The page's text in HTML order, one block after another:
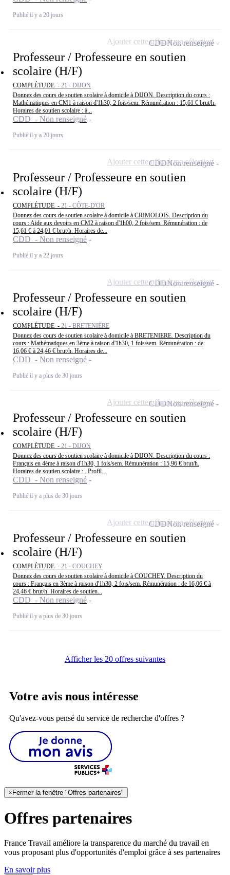
Publié il y a 20 jours
Professeur / Professeure en soutien
scolaire (H/F)
COMPLÉTUDE - 21 - DIJON
Donnez des cours de soutien scolaire à domicile à DIJON. Description du cours :
Mathématiques en CM1 à raison d'1h30, 2 fois/sem. Rémunération : 15,61 € brut/h.
Horaires de soutien scolaire : à...
CDD - Non renseigné
Publié il y a 20 jours
CDDNon renseigné
Ajouter cette offre à ma sélection
Professeur / Professeure en soutien
scolaire (H/F)
COMPLÉTUDE - 21 - CÔTE-D'OR
Donnez des cours de soutien scolaire à domicile à CRIMOLOIS. Description du
cours : Aide aux devoirs en CM2 à raison d'1h00, 2 fois/sem. Rémunération : de
15,61 € à 24,01 € brut/h. Horaires de...
CDD - Non renseigné
Publié il y a 22 jours
CDDNon renseigné
Ajouter cette offre à ma sélection
Professeur / Professeure en soutien
scolaire (H/F)
COMPLÉTUDE - 21 - BRETENIÈRE
Donnez des cours de soutien scolaire à domicile à BRETENIERE. Description du
cours : Mathématiques en 3ème à raison d'1h30, 1 fois/sem. Rémunération : de
16,06 € à 24,46 € brut/h. Horaires de...
CDD - Non renseigné
Publié il y a plus de 30 jours
CDDNon renseigné
Ajouter cette offre à ma sélection
Professeur / Professeure en soutien
scolaire (H/F)
COMPLÉTUDE - 21 - DIJON
Donnez des cours de soutien scolaire à domicile à DIJON. Description du cours :
Français en 4ème à raison d'1h30, 1 fois/sem. Rémunération : 15,96 € brut/h.
Horaires de soutien scolaire : . Profil...
CDD - Non renseigné
Publié il y a plus de 30 jours
CDDNon renseigné
Ajouter cette offre à ma sélection
Professeur / Professeure en soutien
scolaire (H/F)
COMPLÉTUDE - 21 - COUCHEY
Donnez des cours de soutien scolaire à domicile à COUCHEY. Description du
cours : Français en 3ème à raison d'1h30, 2 fois/sem. Rémunération : de 16,06 € à
24,46 € brut/h. Horaires de soutien...
CDD - Non renseigné
Publié il y a plus de 30 jours
CDDNon renseigné
Ajouter cette offre à ma sélection
Afficher les 20 offres suivantes
Votre avis nous intéresse
Qu'avez-vous pensé du service de recherche d'offres ?
×Fermer la fenêtre "Offres partenaires"
Offres partenaires
France Travail améliore la transparence du marché du travail en
vous proposant plus d'opportunités d'emploi grâce à ses partenaires
En savoir plus